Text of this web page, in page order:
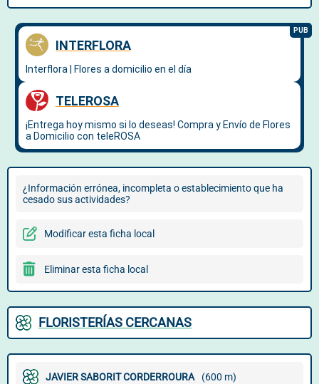
¿Información errónea, incompleta o establecimiento que ha
cesado sus actividades?
Modificar esta ficha local
Eliminar esta ficha local
FLORISTERÍAS CERCANAS
JAVIER SABORIT CORDERROURA (600 m)